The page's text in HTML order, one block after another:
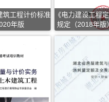
筑工程计价标准
年版
《电力建设工程
规定（2018年版